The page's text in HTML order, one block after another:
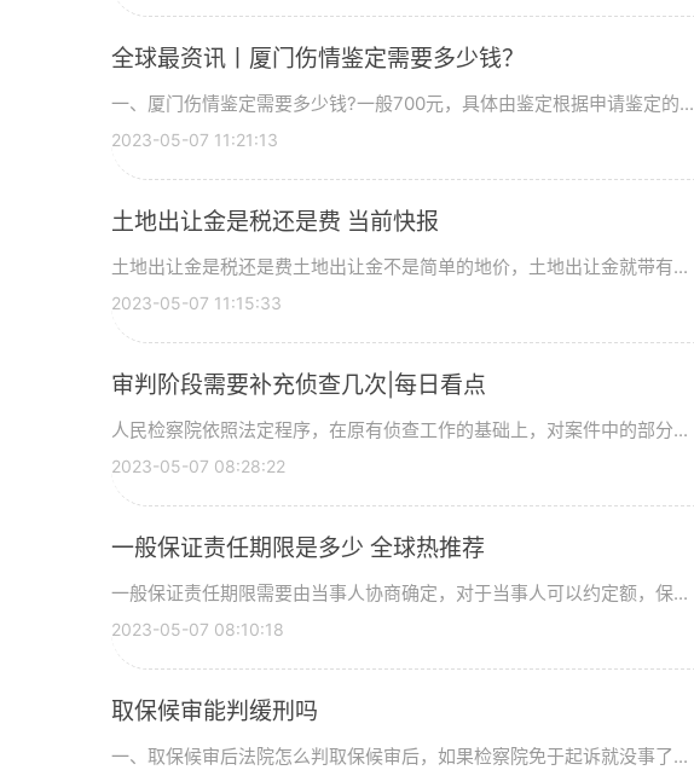
全球最资讯丨厦门伤情鉴定需要多少钱？
一、厦门伤情鉴定需要多少钱?一般700元，具体由鉴定根据申请鉴定的...
2023-05-07 11:21:13
土地出让金是税还是费 当前快报
土地出让金是税还是费土地出让金不是简单的地价，土地出让金就带有...
2023-05-07 11:15:33
审判阶段需要补充侦查几次|每日看点
人民检察院依照法定程序，在原有侦查工作的基础上，对案件中的部分...
2023-05-07 08:28:22
一般保证责任期限是多少 全球热推荐
一般保证责任期限需要由当事人协商确定，对于当事人可以约定额，保...
2023-05-07 08:10:18
取保候审能判缓刑吗
一、取保候审后法院怎么判取保候审后，如果检察院免于起诉就没事了...